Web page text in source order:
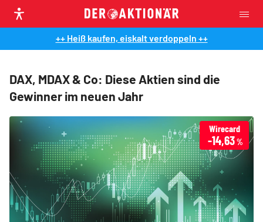
++ Heiß kaufen, eiskalt verdoppeln ++
DAX, MDAX & Co: Diese Aktien sind die
Gewinner im neuen Jahr
Wirecard
-14,63%